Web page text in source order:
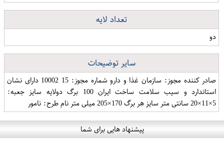
تعداد لایه
دو
سایر توضیحات
صادر کننده مجوز: سازمان غذا و دارو شماره مجوز: 15 10002 دارای نشان
استاندارد و سیب سلامت ساخت ایران 100 برگ دولایه سایز جعبه:
5×11×20 سانتی متر سایز هر برگ 170×205 میلی متر نام طرح: نامور
پیشنهاد هایی برای شما